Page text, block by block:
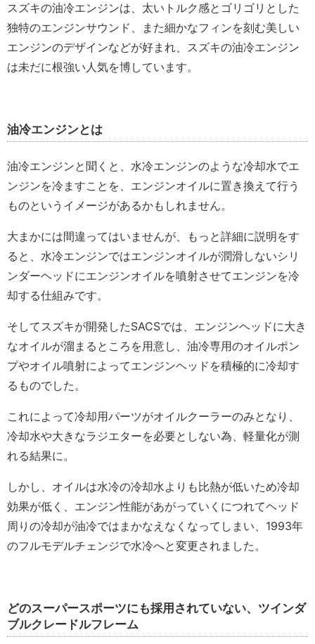
スズキの油冷エンジンは、太いトルク感とゴリゴリとした
独特のエンジンサウンド、また細かなフィンを刻む美しい
エンジンのデザインなどが好まれ、スズキの油冷エンジン
は未だに根強い人気を博しています。
油冷エンジンとは
油冷エンジンと聞くと、水冷エンジンのような冷却水でエ
ンジンを冷ますことを、エンジンオイルに置き換えて行う
ものというイメージがあるかもしれません。
大まかには間違ってはいませんが、もっと詳細に説明をす
ると、水冷エンジンではエンジンオイルが潤滑しないシリ
ンダーヘッドにエンジンオイルを噴射させてエンジンを冷
却する仕組みです。
そしてスズキが開発したSACSでは、エンジンヘッドに大き
なオイルが溜まるところを用意し、油冷専用のオイルポン
プやオイル噴射によってエンジンヘッドを積極的に冷却す
るものでした。
これによって冷却用パーツがオイルクーラーのみとなり、
冷却水や大きなラジエターを必要としない為、軽量化が測
れる結果に。
しかし、オイルは水冷の冷却水よりも比熱が低いため冷却
効果が低く、エンジン性能があがっていくにつれてヘッド
周りの冷却が油冷ではまかなえなくなってしまい、1993年
のフルモデルチェンジで水冷へと変更されました。
どのスーパースポーツにも採用されていない、ツインダ
ブルクレードルフレーム